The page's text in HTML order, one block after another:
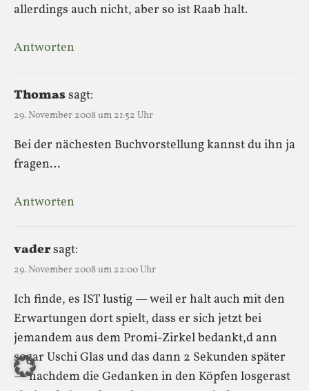
allerdings auch nicht, aber so ist Raab halt.
Antworten
Thomassagt:
29. November 2008 um 21:52 Uhr
Bei der nächesten Buchvorstellung kannst du ihn ja
fragen…
Antworten
vadersagt:
29. November 2008 um 22:00 Uhr
Ich finde, es IST lustig — weil er halt auch mit den
Erwartungen dort spielt, dass er sich jetzt bei
jemandem aus dem Promi-Zirkel bedankt,d ann
sogar Uschi Glas und das dann 2 Sekunden später
— nachdem die Gedanken in den Köpfen losgerast